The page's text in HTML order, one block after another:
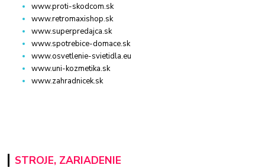
www.proti-skodcom.sk
www.retromaxishop.sk
www.superpredajca.sk
www.spotrebice-domace.sk
www.osvetlenie-svietidla.eu
www.uni-kozmetika.sk
www.zahradnicek.sk
STROJE, ZARIADENIE